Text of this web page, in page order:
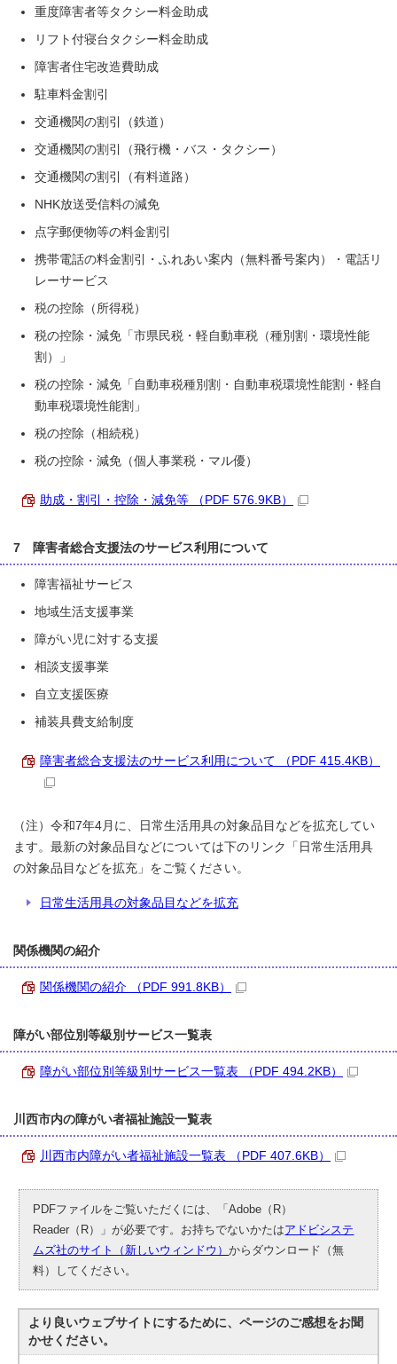
重度障害者等タクシー料金助成
リフト付寝台タクシー料金助成
障害者住宅改造費助成
駐車料金割引
交通機関の割引（鉄道）
交通機関の割引（飛行機・バス・タクシー）
交通機関の割引（有料道路）
NHK放送受信料の減免
点字郵便物等の料金割引
携帯電話の料金割引・ふれあい案内（無料番号案内）・電話リ
レーサービス
税の控除（所得税）
税の控除・減免「市県民税・軽自動車税（種別割・環境性能
割）」
税の控除・減免「自動車税種別割・自動車税環境性能割・軽自
動車税環境性能割」
税の控除（相続税）
税の控除・減免（個人事業税・マル優）
助成・割引・控除・減免等 （PDF 576.9KB）
7 障害者総合支援法のサービス利用について
障害福祉サービス
地域生活支援事業
障がい児に対する支援
相談支援事業
自立支援医療
補装具費支給制度
障害者総合支援法のサービス利用について （PDF 415.4KB）
（注）令和7年4月に、日常生活用具の対象品目などを拡充してい
ます。最新の対象品目などについては下のリンク「日常生活用具
の対象品目などを拡充」をご覧ください。
日常生活用具の対象品目などを拡充
関係機関の紹介
関係機関の紹介 （PDF 991.8KB）
障がい部位別等級別サービス一覧表
障がい部位別等級別サービス一覧表 （PDF 494.2KB）
川西市内の障がい者福祉施設一覧表
川西市内障がい者福祉施設一覧表 （PDF 407.6KB）
PDFファイルをご覧いただくには、「Adobe（R）
Reader（R）」が必要です。お持ちでないかたはアドビシステ
ムズ社のサイト（新しいウィンドウ）からダウンロード（無
料）してください。
より良いウェブサイトにするために、ページのご感想をお聞
かせください。